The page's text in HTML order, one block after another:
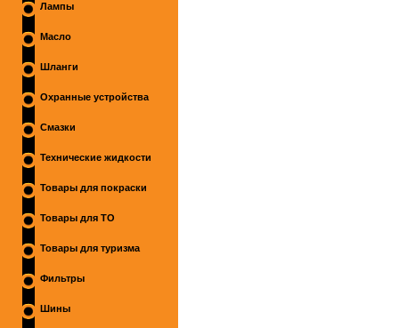
Лампы
Масло
Шланги
Охранные устройства
Смазки
Технические жидкости
Товары для покраски
Товары для ТО
Товары для туризма
Фильтры
Шины